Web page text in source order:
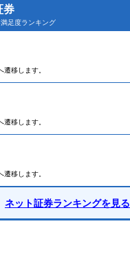
券
足度ランキング
移します。
移します。
移します。
ネット証券ランキングを見る